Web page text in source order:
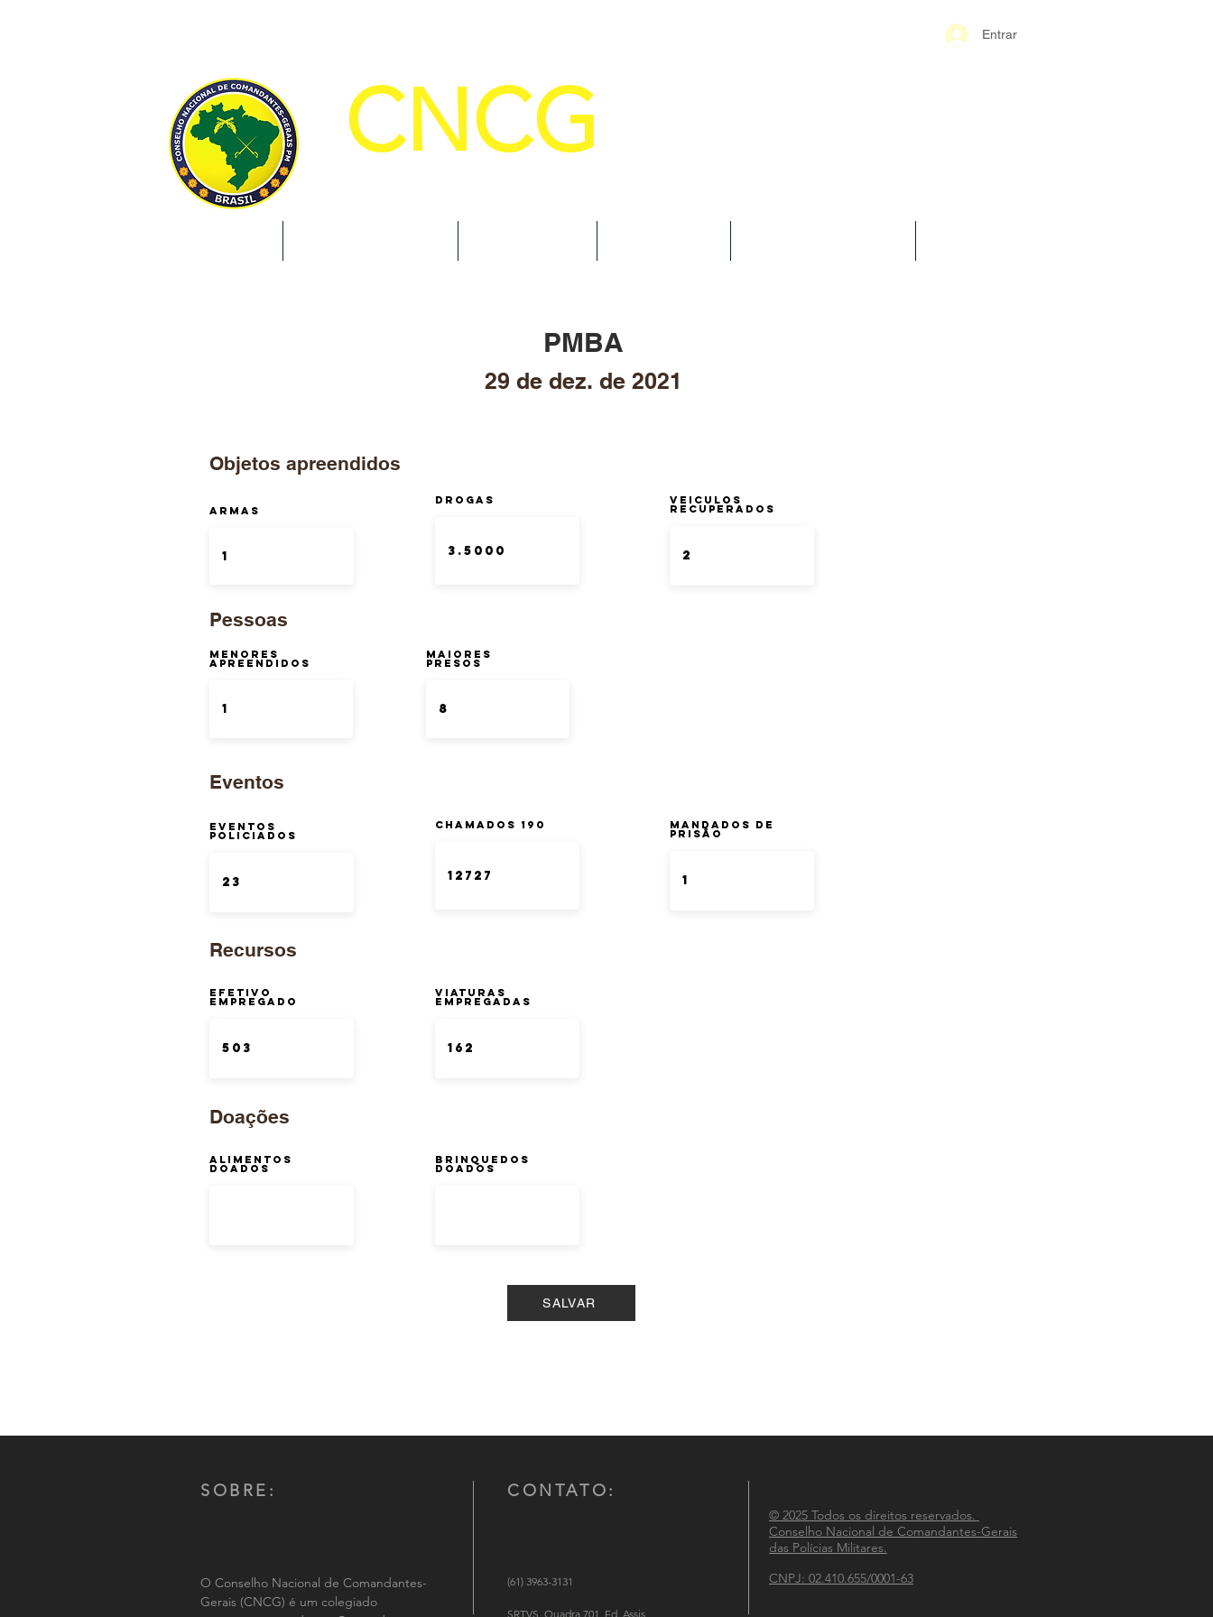
Entrar
CNCG
PMBA
29 de dez. de 2021
Objetos apreendidos
ARMAS
DROGAS Veiculos
Recuperados
Pessoas
Menores
Apreendidos
Maiores
Presos
Eventos
Eventos
Policiados
Chamados 190 Mandados de
Prisão
Recursos
Efetivo
Empregado
Viaturas
Empregadas
Doações
Alimentos
Doados
Brinquedos
doados
SALVAR
SOBRE:
O Conselho Nacional de Comandantes-
Gerais (CNCG) é um colegiado
CONTATO:
(61) 3963-3131
SRTVS, Quadra 701, Ed. Assis
© 2025 Todos os direitos reservados.
Conselho Nacional de Comandantes-Gerais
das Polícias Militares.
CNPJ: 02.410.655/0001-63